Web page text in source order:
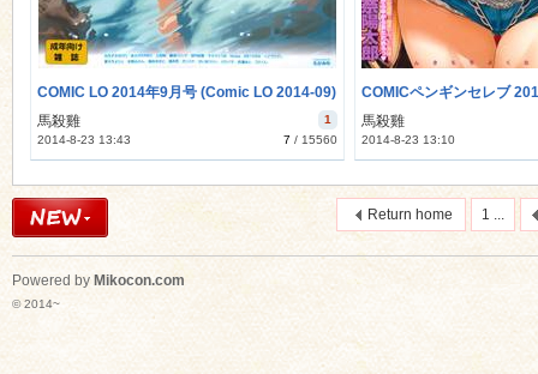
COMIC LO 2014年9月号 (Comic LO 2014-09)
1
馬殺雞
7 / 15560
2014-8-23 13:43
馬殺雞
2014-8-23 13:10
1 ...
Return home
Powered by Mikocon.com
© 2014~